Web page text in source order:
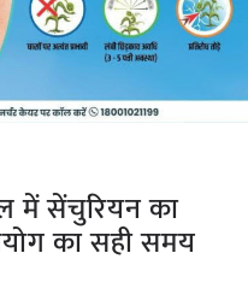
में सेंचुरियन का
का सही समय